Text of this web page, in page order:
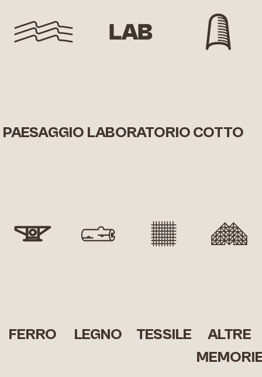
PAESAGGIO LABORATORIO COTTO
FERRO LEGNO TESSILE
ALTRE